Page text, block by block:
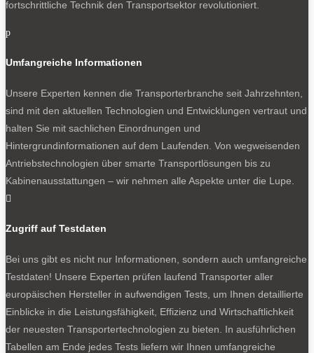
fortschrittliche Technik den Transportsektor revolutioniert.
p
Umfangreiche Informationen
Unsere Experten kennen die Transporterbranche seit Jahrzehnten,
sind mit den aktuellen Technologien und Entwicklungen vertraut und
halten Sie mit sachlichen Einordnungen und
Hintergrundinformationen auf dem Laufenden. Von wegweisenden
Antriebstechnologien über smarte Transportlösungen bis zu
Kabinenausstattungen – wir nehmen alle Aspekte unter die Lupe.

Zugriff auf Testdaten
Bei uns gibt es nicht nur Informationen, sondern auch umfangreiche
Testdaten! Unsere Experten prüfen laufend Transporter aller
europäischen Hersteller in aufwendigen Tests, um Ihnen detaillierte
Einblicke in die Leistungsfähigkeit, Effizienz und Wirtschaftlichkeit
der neuesten Transportertechnologien zu bieten. In ausführlichen
Tabellen am Ende jedes Tests liefern wir Ihnen umfangreiche